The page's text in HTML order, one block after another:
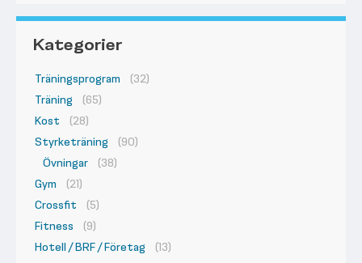
Kategorier
Träningsprogram
(32)
Träning
(65)
Kost
(28)
Styrketräning
(90)
Övningar
(38)
Gym
(21)
Crossfit
(5)
Fitness
(9)
Hotell / BRF / Företag
(13)